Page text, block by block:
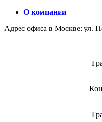
О компании
Адрес офиса в Москве: ул.